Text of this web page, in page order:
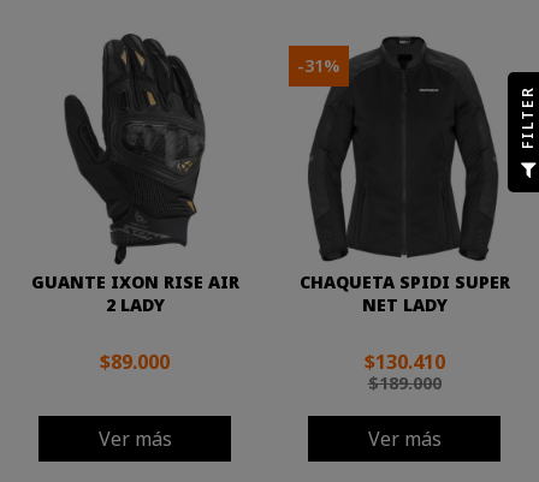
GUANTE IXON RISE AIR
2 LADY
$89.000
Ver más
CHAQUETA SPIDI SUPER
NET LADY
$189.000
$130.410
Ver más
-31%
R